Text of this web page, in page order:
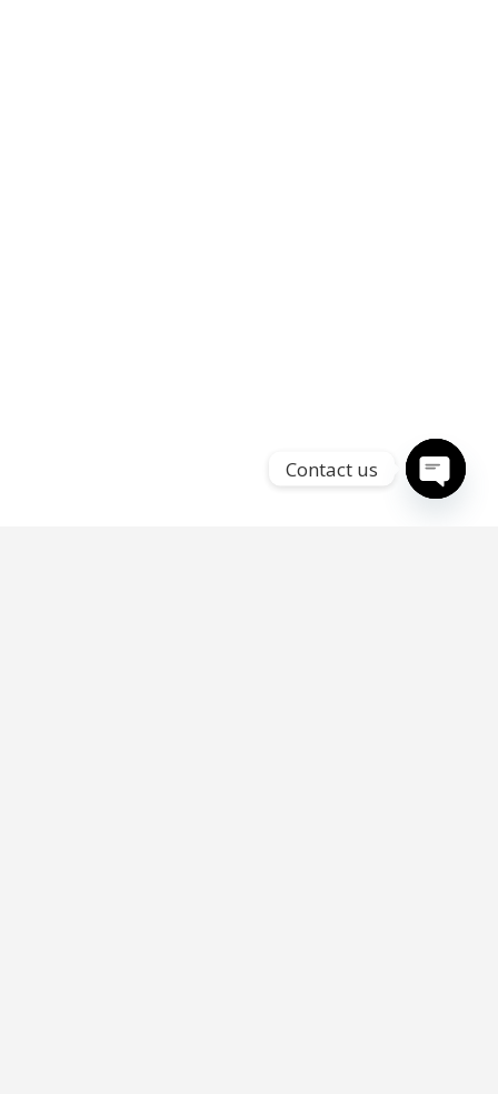
Contact us